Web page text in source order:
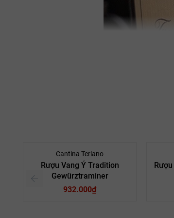
Hương Vị và Mùi Hương của
Rượu có màu vàng rơm nhạt, mang đến mùi
Cantina Terlano
Rượu Vang Ý Tradition
Gewürztraminer
932.000₫
Rượu